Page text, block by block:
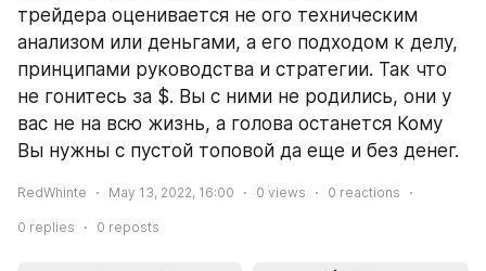
трейдера оценивается не ого техническим
анализом или деньгами, а его подходом к делу,
принципами руководства и стратегии. Так что
не гонитесь за $. Вы с ними не родились, они у
вас не на всю жизнь, а голова останется Кому
Вы нужны с пустой топовой да еще и без денег.
RedWhinte May 13, 2022, 16:00 0 views 0 reactions
0 replies 0 reposts